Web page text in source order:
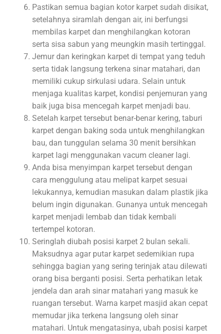
Pastikan semua bagian kotor karpet sudah disikat,
setelahnya siramlah dengan air, ini berfungsi
membilas karpet dan menghilangkan kotoran
serta sisa sabun yang meungkin masih tertinggal.
Jemur dan keringkan karpet di tempat yang teduh
serta tidak langsung terkena sinar matahari, dan
memiliki cukup sirkulasi udara. Selain untuk
menjaga kualitas karpet, kondisi penjemuran yang
baik juga bisa mencegah karpet menjadi bau.
Setelah karpet tersebut benar-benar kering, taburi
karpet dengan baking soda untuk menghilangkan
bau, dan tunggulan selama 30 menit bersihkan
karpet lagi menggunakan vacum cleaner lagi.
Anda bisa menyimpan karpet tersebut dengan
cara menggulung atau melipat karpet sesuai
lekukannya, kemudian masukan dalam plastik jika
belum ingin digunakan. Gunanya untuk mencegah
karpet menjadi lembab dan tidak kembali
tertempel kotoran.
Seringlah diubah posisi karpet 2 bulan sekali.
Maksudnya agar putar karpet sedemikian rupa
sehingga bagian yang sering terinjak atau dilewati
orang bisa berganti posisi. Serta perhatikan letak
jendela dan arah sinar matahari yang masuk ke
ruangan tersebut. Warna karpet masjid akan cepat
memudar jika terkena langsung oleh sinar
matahari. Untuk mengatasinya, ubah posisi karpet